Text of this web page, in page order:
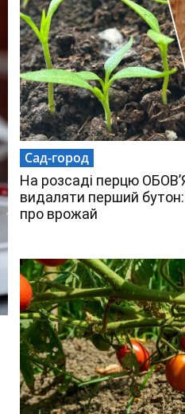
Сад-город
На розсаді перцю
видаляти перший бутон:
про врожай